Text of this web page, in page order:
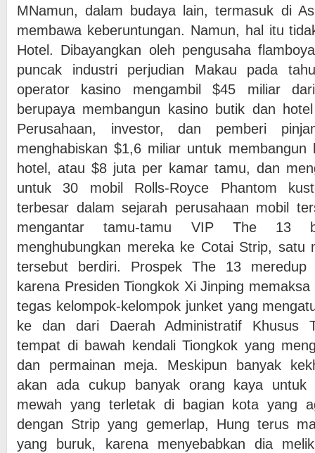
MNamun, dalam budaya lain, termasuk di
membawa keberuntungan. Namun, hal itu
Hotel. Dibayangkan oleh pengusaha
puncak industri perjudian Makau pada
operator kasino mengambil $45 miliar
berupaya membangun kasino butik dan
Perusahaan, investor, dan pemberi
menghabiskan $1,6 miliar untuk
hotel, atau $8 juta per kamar tamu, dan
untuk 30 mobil Rolls-Royce Phantom
terbesar dalam sejarah perusahaan mobil
mengantar tamu-tamu VIP The 13
menghubungkan mereka ke Cotai Strip, satu
tersebut berdiri. Prospek The 13 meredup
karena Presiden Tiongkok Xi Jinping
tegas kelompok-kelompok junket yang
ke dan dari Daerah Administratif Khusus
tempat di bawah kendali Tiongkok yang
dan permainan meja. Meskipun banyak
akan ada cukup banyak orang kaya
mewah yang terletak di bagian kota yang
dengan Strip yang gemerlap, Hung terus
yang buruk, karena menyebabkan dia